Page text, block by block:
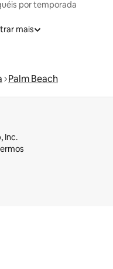
por temporada
mais
Palm Beach
Inc.